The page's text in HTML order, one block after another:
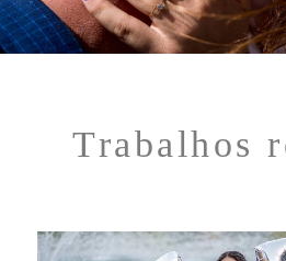
Trabalhos